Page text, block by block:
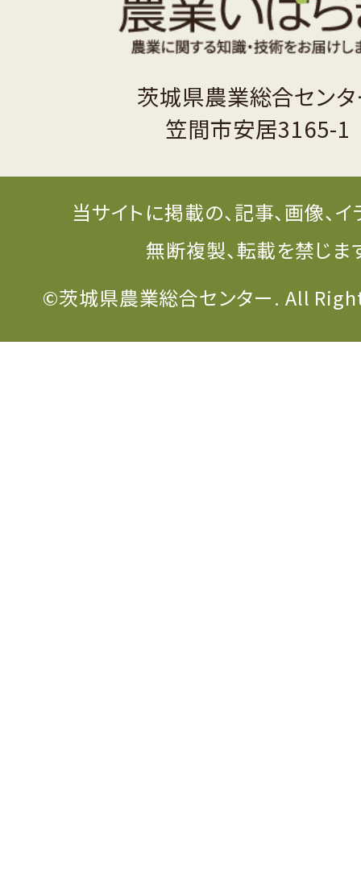
茨城県農業総合セン
笠間市安居3165-1
当サイトに掲載の、記事、画像、
無断複製、転載を禁じま
©茨城県農業総合センター. All